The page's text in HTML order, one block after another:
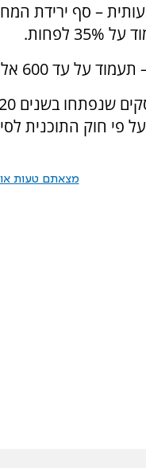
פי חוק התוכנית
מצאתם טעות או